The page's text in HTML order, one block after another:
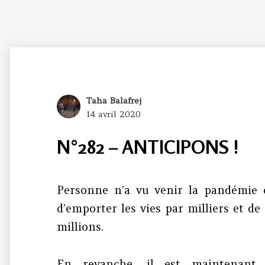
Author
Taha Balafrej
Posted
14 avril 2020
N°282 – ANTICIPONS !
Personne n’a vu venir la
d’emporter les vies par milliers et
millions.